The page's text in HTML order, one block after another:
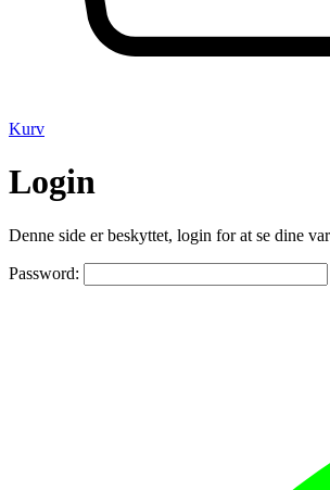
Kurv
Login
Denne side er beskyttet, login for at se dine
Password: